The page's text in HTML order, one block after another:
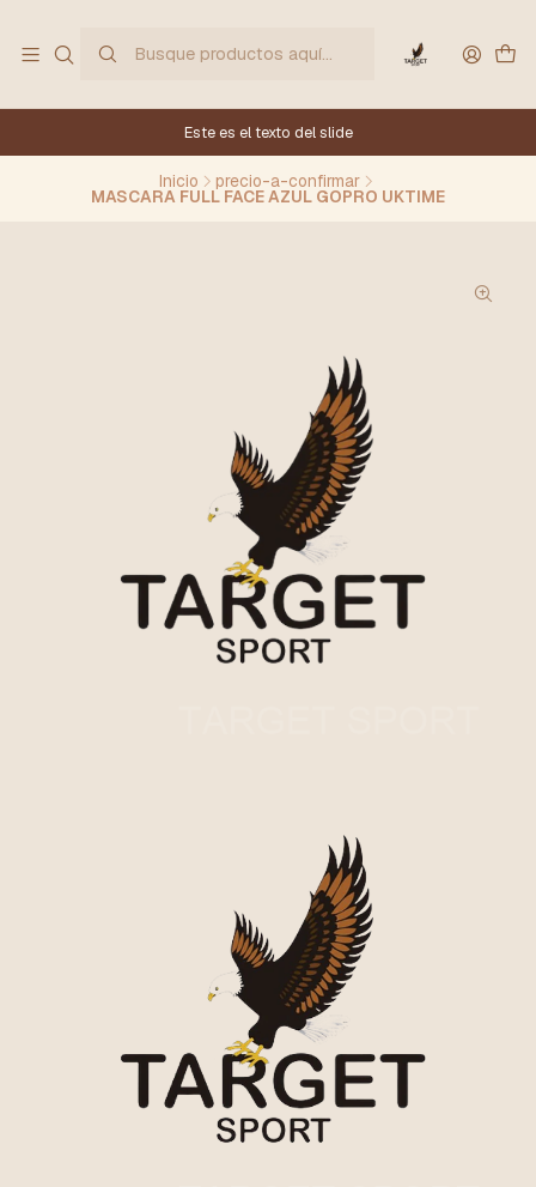
Este es el texto del slide
Inicio precio-a-confirmar
MASCARA FULL FACE AZUL GOPRO UKTIME